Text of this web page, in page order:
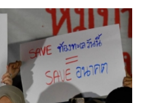
EMAIL